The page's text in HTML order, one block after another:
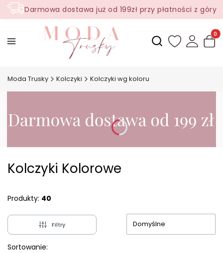
Darmowa dostawa już od 199zł przy płatności z góry
Otwórz
Moda Trusky Kolczyki Kolczyki wg koloru
Kolczyki Kolorowe
Produkty: 40
Filtry
Sortowanie:
Domyślne